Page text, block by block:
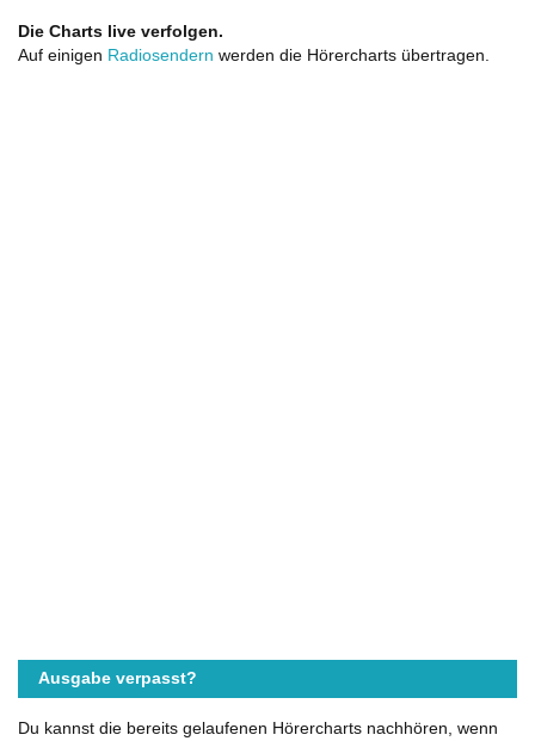
Die Charts live verfolgen.
Auf einigen Radiosendern werden die Hörercharts übertragen.
Ausgabe verpasst?
Du kannst die bereits gelaufenen Hörercharts nachhören, wenn